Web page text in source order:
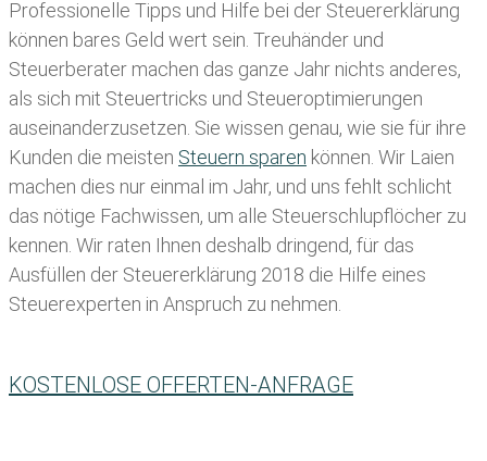
Professionelle Tipps und Hilfe bei der Steuererklärung
können bares Geld wert sein. Treuhänder und
Steuerberater machen das ganze Jahr nichts anderes,
als sich mit Steuertricks und Steueroptimierungen
auseinanderzusetzen. Sie wissen genau, wie sie für ihre
Kunden die meisten Steuern sparen können. Wir Laien
machen dies nur einmal im Jahr, und uns fehlt schlicht
das nötige Fachwissen, um alle Steuerschlupflöcher zu
kennen. Wir raten Ihnen deshalb dringend, für das
Ausfüllen der Steuererklärung 2018 die Hilfe eines
Steuerexperten in Anspruch zu nehmen.
KOSTENLOSE OFFERTEN-ANFRAGE